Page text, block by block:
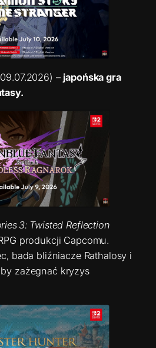
–japońska gra
3: Twisted Reflection
produkcji Capcomu.
bada bliźniacze Rathalosy i
zażegnać kryzys